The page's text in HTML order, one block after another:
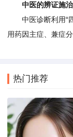
中医的辨证施
中医诊断利用“四
用药因主症、兼症
热门推荐